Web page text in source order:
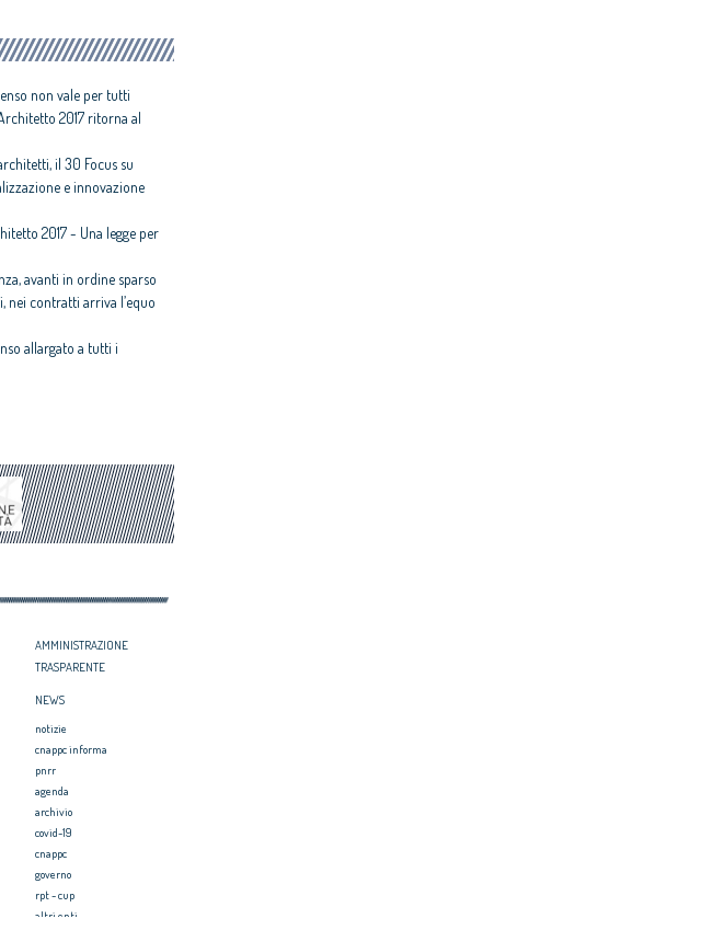
le città della rendita
non vale per tutti
2017 ritorna al
il 30 Focus su
e innovazione
2017 - Una legge per
avanti in ordine sparso
nei contratti arriva l’equo
allargato a tutti i
pubblico'
i vincitori del concorso Cna-
10 aree urbane
AMMINISTRAZIONE
TRASPARENTE
NEWS
notizie
cnappc informa
pnrr
agenda
archivio
covid-19
cnappc
governo
rpt - cup
altri enti